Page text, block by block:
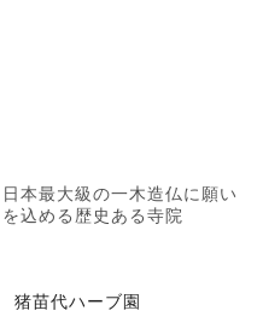
日本最大級の一木造仏に願い
を込める歴史ある寺院
猪苗代ハーブ園